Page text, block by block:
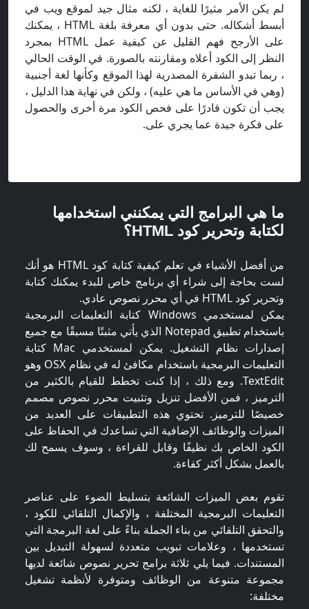
لم يكن الأمر مثيرًا للغاية ، لكنه مثال جيد لموقع ويب في
أبسط أشكاله. حتى بدون أي معرفة بلغة HTML ، يمكنك
على الأرجح فهم القليل عن كيفية عمل HTML بمجرد
النظر إلى الكود أعلاه ومقارنته بالصورة. في الوقت الحالي
، ربما تبدو الشفرة المصدرية لهذا الموقع وكأنها لغة أجنبية
(وهي في الأساس ما هي عليه) ، ولكن في نهاية هذا الدليل ،
يجب أن تكون قادرًا على فحص الكود مرة أخرى والحصول
على فكرة جيدة عما يجري على.
ما هي البرامج التي يمكنني استخدامها
لكتابة وتحرير كود HTML؟
من أفضل الأشياء في تعلم كيفية كتابة كود HTML هو أنك
لست بحاجة إلى شراء أي برنامج خاص للبدء يمكنك كتابة
وتحرير كود HTML في أي محرر نصوص عادي.
يمكن لمستخدمي Windows كتابة التعليمات البرمجية
باستخدام تطبيق Notepad الذي يأتي مثبتًا مسبقًا مع جميع
إصدارات نظام التشغيل. يمكن لمستخدمي Mac كتابة
التعليمات البرمجية باستخدام مكافئ له في نظام OSX وهو
TextEdit. ومع ذلك ، إذا كنت تخطط للقيام بالكثير من
الترميز ، فمن الأفضل تنزيل وتثبيت محرر نصوص مصمم
خصيصًا للترميز. تحتوي هذه التطبيقات على العديد من
الميزات والوظائف الإضافية التي تساعدك في الحفاظ على
الكود الخاص بك نظيفًا وقابل للقراءة ، وسوف يسمح لك
بالعمل بشكل أكثر كفاءة.
تقوم بعض الميزات الشائعة بتسليط الضوء على عناصر
التعليمات البرمجية المختلفة ، والإكمال التلقائي للكود ،
والتحقق التلقائي من بناء الجملة بناءً على لغة البرمجة التي
تستخدمها ، وعلامات تبويب متعددة لسهولة التبديل بين
المستندات. فيما يلي ثلاثة برامج تحرير نصوص شائعة لديها
مجموعة متنوعة من الوظائف ومتوفرة لأنظمة تشغيل
مختلفة: